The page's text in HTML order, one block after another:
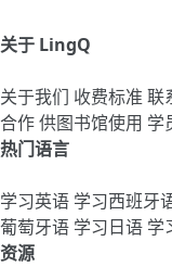
关于 LingQ
关于我们 收费标准 联
合作供图书馆使用 学
热门语言
学习英语 学习西班牙
葡萄牙语 学习日语 学
资源